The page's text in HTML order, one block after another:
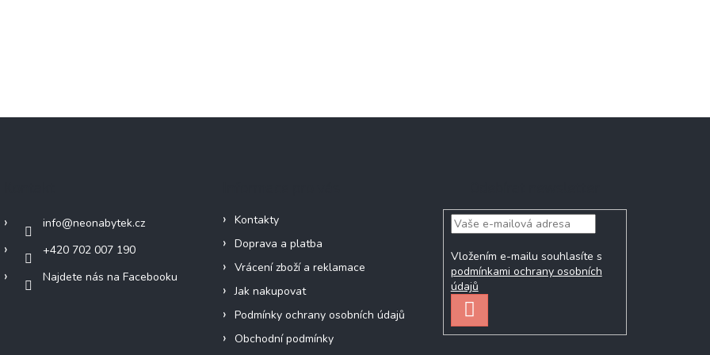
info@neonabytek.cz
+420 702 007 190
Najdete nás na Facebooku
Kontakty
Doprava a platba
Vrácení zboží a reklamace
Jak nakupovat
Podmínky ochrany osobních údajů
Obchodní podmínky
Vložením e-mailu souhlasíte s
podmínkami ochrany osobních
údajů
SE